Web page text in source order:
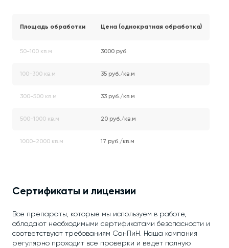
Площадь обработки Цена (однократная обработка)
50-100 кв.м 3000 руб.
100-300 кв.м 35 руб./кв.м
300-500 кв.м 33 руб./кв.м
500-1000 кв.м 20 руб./кв.м
1000-2000 кв.м 17 руб./кв.м
Сертификаты и лицензии
Все препараты, которые мы используем в работе,
обладают необходимыми сертификатами безопасности и
соответствуют требованиям СанПиН. Наша компания
регулярно проходит все проверки и ведет полную